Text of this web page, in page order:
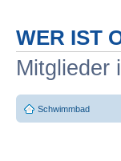
WER IST
Mitglieder
Schwimmbad